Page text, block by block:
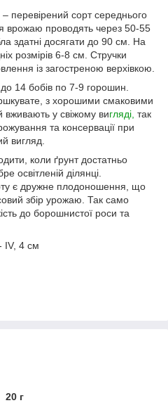
перевірений сорт середнього
врожаю проводять через 50-55
здатні досягати до 90 см. На
розмірів 6-8 см. Стручки
із загостреною верхівкою.
14 бобів по 7-9 горошин.
з хорошими смаковими
вживають у свіжому вигляді, так
та консервації при
вигляд.
коли ґрунт достатньо
освітленій ділянці.
є дружне плодоношення, що
збір урожаю. Так само
до борошнистої роси та
IV, 4 см
20 г